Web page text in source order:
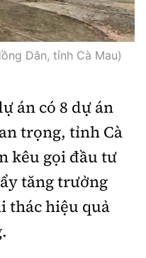
Dân, tỉnh Cà Mau)
án có 8 dự án
trọng, tỉnh Cà
kêu gọi đầu tư
tăng trưởng
thác hiệu quả